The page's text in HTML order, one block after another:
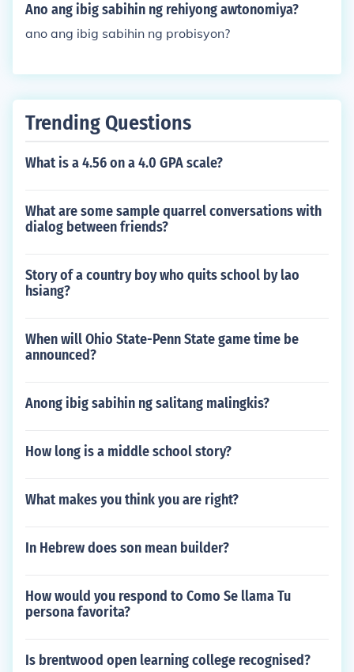
Ano ang ibig sabihin ng rehiyong awtonomiya?
ano ang ibig sabihin ng probisyon?
Trending Questions
What is a 4.56 on a 4.0 GPA scale?
What are some sample quarrel conversations with
dialog between friends?
Story of a country boy who quits school by lao
hsiang?
When will Ohio State-Penn State game time be
announced?
Anong ibig sabihin ng salitang malingkis?
How long is a middle school story?
What makes you think you are right?
In Hebrew does son mean builder?
How would you respond to Como Se llama Tu
persona favorita?
Is brentwood open learning college recognised?